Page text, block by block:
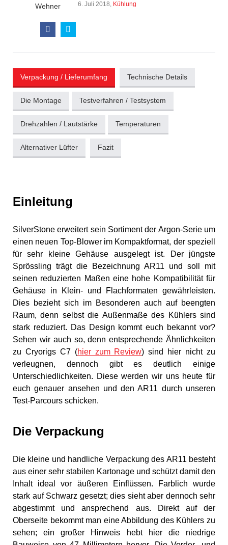
6. Juli 2018 Kühlung
Verpackung / Lieferumfang Technische Details
Die Montage Testverfahren / Testsystem
Drehzahlen / Lautstärke Temperaturen
Alternativer Lüfter Fazit
Einleitung
SilverStone erweitert sein Sortiment der Argon-Serie um
einen neuen Top-Blower im Kompaktformat, der speziell
für sehr kleine Gehäuse ausgelegt ist. Der jüngste
Sprössling trägt die Bezeichnung AR11 und soll mit
seinen reduzierten Maßen eine hohe Kompatibilität für
Gehäuse in Klein- und Flachformaten gewährleisten.
Dies bezieht sich im Besonderen auch auf beengten
Raum, denn selbst die Außenmaße des Kühlers sind
stark reduziert. Das Design kommt euch bekannt vor?
Sehen wir auch so, denn entsprechende Ähnlichkeiten
zu Cryorigs C7 (hier zum Review) sind hier nicht zu
verleugnen, dennoch gibt es deutlich einige
Unterschiedlichkeiten. Diese werden wir uns heute für
euch genauer ansehen und den AR11 durch unseren
Test-Parcours schicken.
Die Verpackung
Die kleine und handliche Verpackung des AR11 besteht
aus einer sehr stabilen Kartonage und schützt damit den
Inhalt ideal vor äußeren Einflüssen. Farblich wurde
stark auf Schwarz gesetzt; dies sieht aber dennoch sehr
abgestimmt und ansprechend aus. Direkt auf der
Oberseite bekommt man eine Abbildung des Kühlers zu
sehen; ein großer Hinweis hebt hier die niedrige